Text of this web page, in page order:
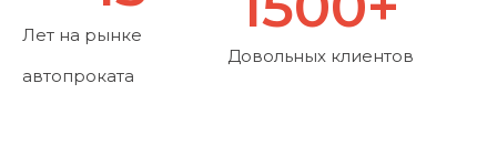
Лет на рынке
автопроката
Довольных клиентов